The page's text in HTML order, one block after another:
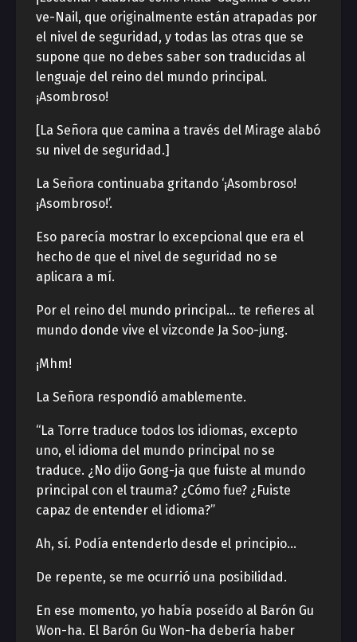
ve-Nail, que originalmente están atrapadas por
el nivel de seguridad, y todas las otras que se
supone que no debes saber son traducidas al
lenguaje del reino del mundo principal.
¡Asombroso!
[La Señora que camina a través del Mirage alabó
su nivel de seguridad.]
La Señora continuaba gritando ‘¡Asombroso!
¡Asombroso!’.
Eso parecía mostrar lo excepcional que era el
hecho de que el nivel de seguridad no se
aplicara a mí.
Por el reino del mundo principal… te refieres al
mundo donde vive el vizconde Ja Soo-jung.
¡Mhm!
La Señora respondió amablemente.
“La Torre traduce todos los idiomas, excepto
uno, el idioma del mundo principal no se
traduce. ¿No dijo Gong-ja que fuiste al mundo
principal con el trauma? ¿Cómo fue? ¿Fuiste
capaz de entender el idioma?”
Ah, sí. Podía entenderlo desde el principio…
De repente, se me ocurrió una posibilidad.
En ese momento, yo había poseído al Barón Gu
Won-ha. El Barón Gu Won-ha debería haber